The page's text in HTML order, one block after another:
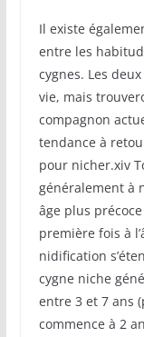
Il existe
entre les
cygnes. Les
vie, mais
compagnon
tendance à
pour nicher.xiv
généralement à
âge plus
première fois à
nidification
cygne niche
entre 3 et 7 ans
commence à 2